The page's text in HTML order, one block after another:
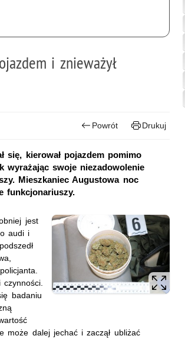
i znieważył
Powrót Drukuj
się, kierował pojazdem pomimo
wyrażając swoje niezadowolenie
Mieszkaniec Augustowa noc
funkcjonariuszy.
jest
audi i
badaniu
może dalej jechać i zaczął ubliżać